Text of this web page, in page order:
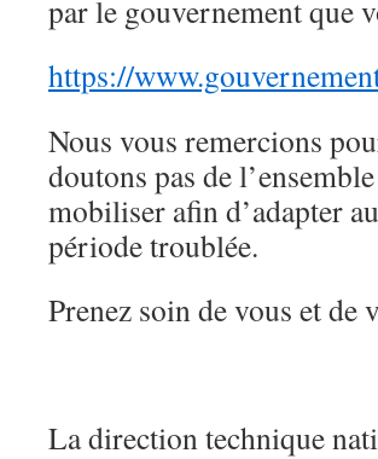
par le gouvernement que
https://
Nous vous remercions
doutons pas de
mobiliser afin d’adapter
période troublée.
Prenez soin de vous et de
La direction technique